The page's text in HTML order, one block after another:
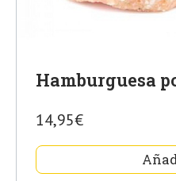
Hamburguesa
14,95€